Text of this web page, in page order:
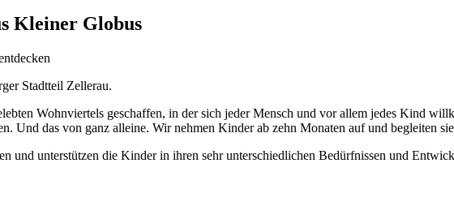
Kleiner Globus
Stadtteil Zellerau.
Wohnviertels geschaffen, in der sich jeder Mensch und vor allem jedes Kind
Und das von ganz alleine. Wir nehmen Kinder ab zehn Monaten auf und begleiten
und unterstützen die Kinder in ihren sehr unterschiedlichen Bedürfnissen und